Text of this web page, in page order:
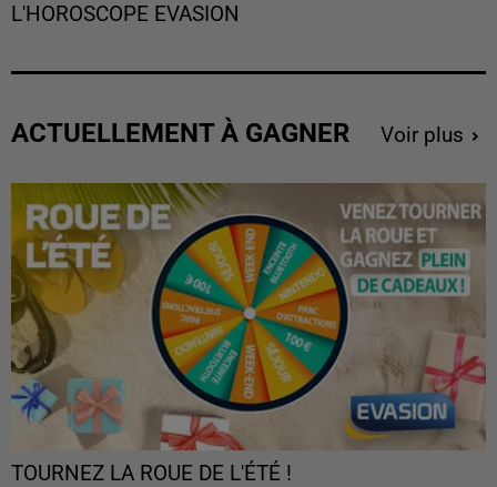
L'HOROSCOPE EVASION
ACTUELLEMENT À GAGNER Voir plus
TOURNEZ LA ROUE DE L'ÉTÉ !